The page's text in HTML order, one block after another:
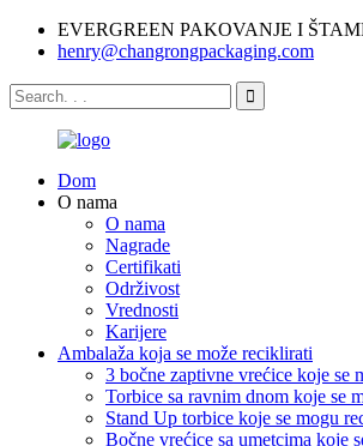
EVERGREEN PAKOVANJE I
henry@changrongpackaging.com
Dom
O nama
O nama
Nagrade
Certifikati
Održivost
Vrednosti
Karijere
Ambalaža koja se može reciklirati
3 bočne zaptivne vrećice koje se
Torbice sa ravnim dnom koje se
Stand Up torbice koje se mogu
Bočne vrećice sa umetcima koje